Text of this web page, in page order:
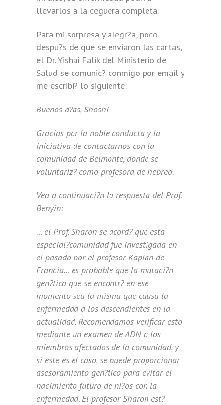
llevarlos a la ceguera completa.
Para mi sorpresa y alegr?a, poco
despu?s de que se enviaron las cartas,
el Dr. Yishai Falik del Ministerio de
Salud se comunic? conmigo por email y
me escribi? lo siguiente:
Buenos d?as, Shoshi
Gracias por la noble conducta y la
iniciativa de contactarnos con la
comunidad de Belmonte, donde se
voluntariz? como profesora de hebreo.
Vea a continuaci?n la respuesta del Prof.
Benyin:
… el Prof. Sharon se acord? que esta
especial?comunidad fue investigada en
el pasado por el profesor Kaplan de
Francia… es probable que la mutaci?n
gen?tica que se encontr? en ese
momento sea la misma que causa la
enfermedad a los descendientes en la
actualidad. Recomendamos verificar esto
mediante un examen de ADN a los
miembros afectados de la comunidad, y
si este es el caso, se puede proporcionar
asesoramiento gen?tico para evitar el
nacimiento futuro de ni?os con la
enfermedad. El profesor Sharon est?